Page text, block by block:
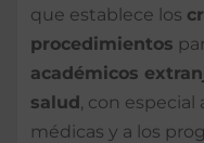
que establece los
procedimientos
académicos
salud , con
médicas y a los